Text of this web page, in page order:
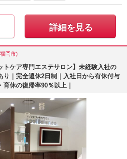
詳細を見る
岡市)
トケア専門エステサロン】未経験入社の
｜完全週休2日制｜入社日から有休付与
育休の復帰率90％以上｜